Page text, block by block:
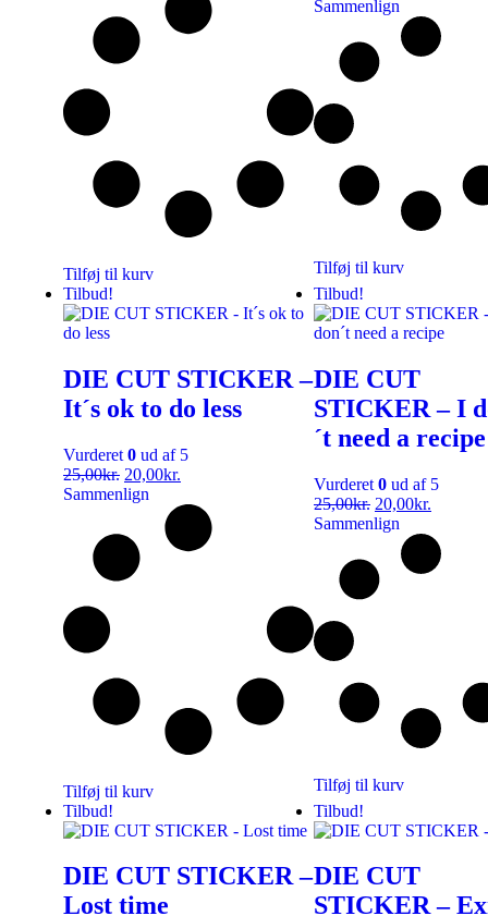
Tilføj til kurv
Sammenlign
Tilføj til kurv
Tilbud!
DIE CUT STICKER –
It´s ok to do less
Vurderet 0 ud af 5
25,00kr. 20,00kr.
Sammenlign
Tilføj til kurv
Tilbud!
DIE CUT
STICKER – I
´t need a recipe
Vurderet 0 ud af 5
25,00kr. 20,00kr.
Sammenlign
Tilføj til kurv
Tilbud!
DIE CUT STICKER –
Lost time
Tilbud!
DIE CUT
STICKER –